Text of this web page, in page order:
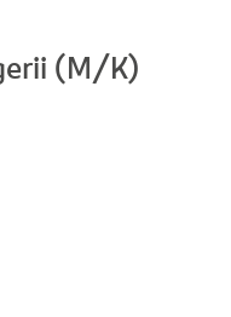
(M/K)